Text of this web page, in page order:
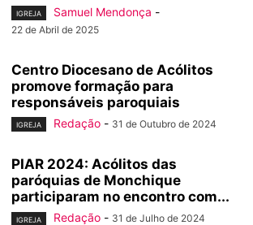
IGREJA Samuel Mendonça -
22 de Abril de 2025
Centro Diocesano de Acólitos
promove formação para
responsáveis paroquiais
IGREJA Redação - 31 de Outubro de 2024
PIAR 2024: Acólitos das
paróquias de Monchique
participaram no encontro com...
IGREJA Redação - 31 de Julho de 2024